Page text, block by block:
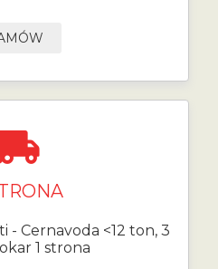
- Cernavoda <12 ton, 3
1 strona